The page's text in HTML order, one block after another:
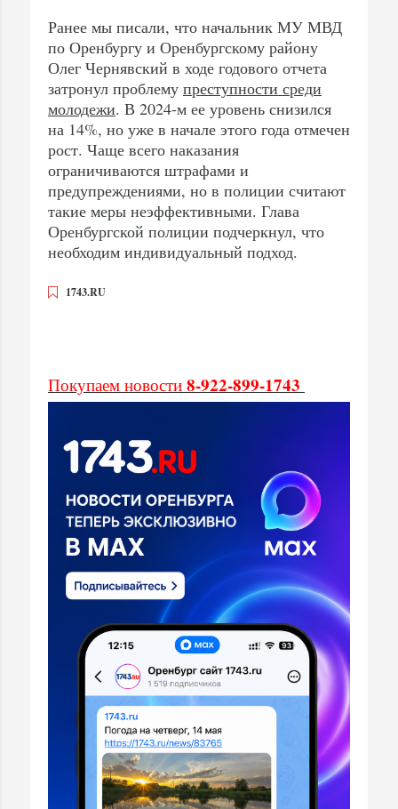
Ранее мы писали, что начальник МУ МВД
по Оренбургу и Оренбургскому району
Олег Чернявский в ходе годового отчета
затронул проблему преступности среди
молодежи. В 2024-м ее уровень снизился
на 14%, но уже в начале этого года отмечен
рост. Чаще всего наказания
ограничиваются штрафами и
предупреждениями, но в полиции считают
такие меры неэффективными. Глава
Оренбургской полиции подчеркнул, что
необходим индивидуальный подход.
1743.RU
Покупаем новости 8-922-899-1743